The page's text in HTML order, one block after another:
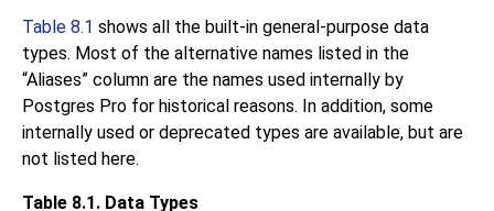
Table 8.1 shows all the built-in general-purpose data
types. Most of the alternative names listed in the
“Aliases” column are the names used internally by
Postgres Pro for historical reasons. In addition, some
internally used or deprecated types are available, but are
not listed here.
Table 8.1. Data Types